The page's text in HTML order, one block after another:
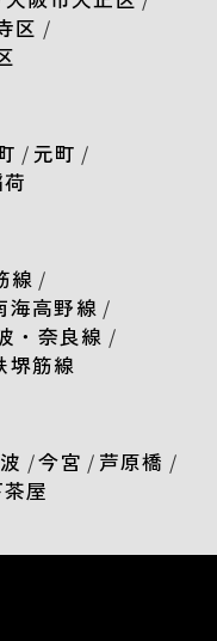
区 /
/ 元町 /
線 /
海高野線 /
・奈良線 /
堺筋線
/今宮 / 芦原橋 /
屋